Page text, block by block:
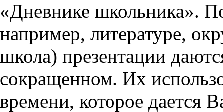
«Дневнике школьника».
например, литературе,
школа) презентации
сокращенном. Их
времени, которое дается